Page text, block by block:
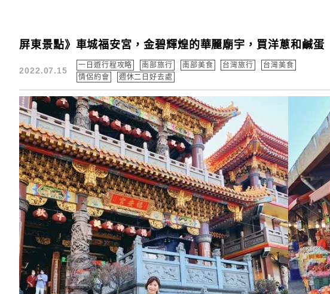
屏東景點》車城福安宮，金碧輝煌的華麗廟宇，買洋蔥和鹹蛋
2022.07.15
一日遊行程攻略 南部旅行 南部美食 台灣旅行
台灣美食
情侶約會
週休二日好去處